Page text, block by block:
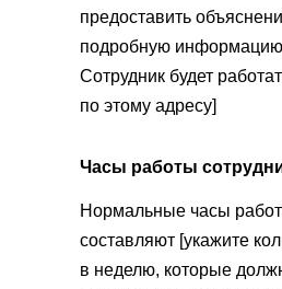
предоставить
подробную информацию
Сотрудник будет
по этому адресу]
Часы работы
Нормальные часы
составляют [укажите
в неделю, которые